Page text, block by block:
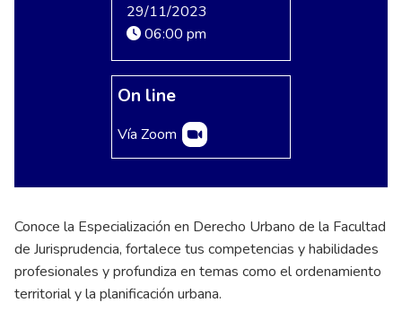
29/11/2023
06:00 pm
On line
Vía Zoom
Conoce la Especialización en Derecho Urbano de la Facultad
de Jurisprudencia, fortalece tus competencias y habilidades
profesionales y profundiza en temas como el ordenamiento
territorial y la planificación urbana.